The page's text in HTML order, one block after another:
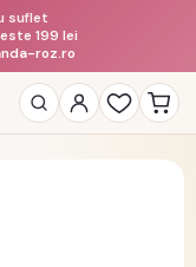
199 lei
suflet
roz.ro